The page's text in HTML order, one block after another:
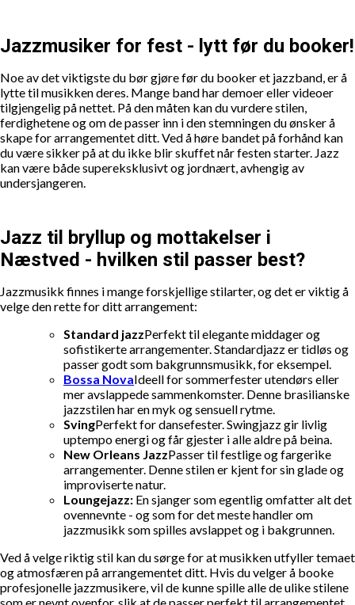
Jazzmusiker for fest - lytt før du booker!
Noe av det viktigste du bør gjøre før du booker et jazzband, er å
lytte til musikken deres. Mange band har demoer eller videoer
tilgjengelig på nettet. På den måten kan du vurdere stilen,
ferdighetene og om de passer inn i den stemningen du ønsker å
skape for arrangementet ditt. Ved å høre bandet på forhånd kan
du være sikker på at du ikke blir skuffet når festen starter. Jazz
kan være både supereksklusivt og jordnært, avhengig av
undersjangeren.
Jazz til bryllup og mottakelser i
Næstved - hvilken stil passer best?
Jazzmusikk finnes i mange forskjellige stilarter, og det er viktig å
velge den rette for ditt arrangement:
Standard jazzPerfekt til elegante middager og
sofistikerte arrangementer. Standardjazz er tidløs og
passer godt som bakgrunnsmusikk, for eksempel.
Bossa NovaIdeell for sommerfester utendørs eller
mer avslappede sammenkomster. Denne brasilianske
jazzstilen har en myk og sensuell rytme.
SvingPerfekt for dansefester. Swingjazz gir livlig
uptempo energi og får gjester i alle aldre på beina.
New Orleans JazzPasser til festlige og fargerike
arrangementer. Denne stilen er kjent for sin glade og
improviserte natur.
Loungejazz: En sjanger som egentlig omfatter alt det
ovennevnte - og som for det meste handler om
jazzmusikk som spilles avslappet og i bakgrunnen.
Ved å velge riktig stil kan du sørge for at musikken utfyller temaet
og atmosfæren på arrangementet ditt. Hvis du velger å booke
profesjonelle jazzmusikere, vil de kunne spille alle de ulike stilene
som er nevnt ovenfor, slik at de passer perfekt til arrangementet